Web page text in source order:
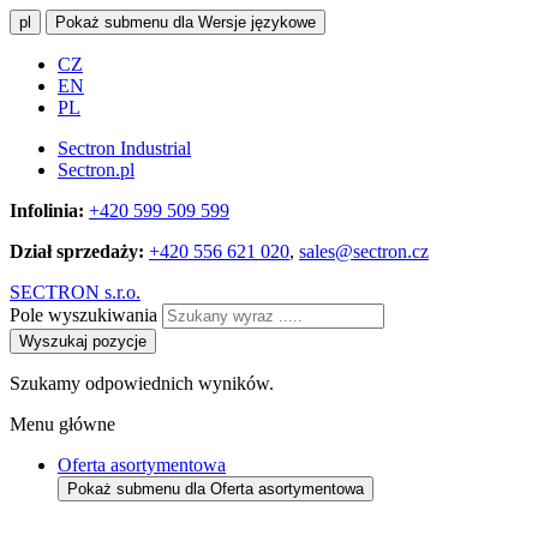
pl Pokaż submenu dla Wersje językowe
CZ
EN
PL
Sectron Industrial
Sectron.pl
Infolinia: +420 599 509 599
Dział sprzedaży: +420 556 621 020, sales@sectron.cz
SECTRON s.r.o.
Pole wyszukiwania
Wyszukaj pozycje
Szukamy odpowiednich wyników.
Menu główne
Oferta asortymentowa
Pokaż submenu dla Oferta asortymentowa